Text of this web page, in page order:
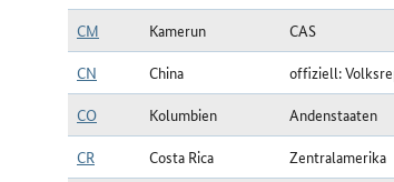
CM
Kamerun
CAS
CN
China
offiziell:
CO
Kolumbien
Andenstaaten
CR
Costa Rica
Zentralamerika